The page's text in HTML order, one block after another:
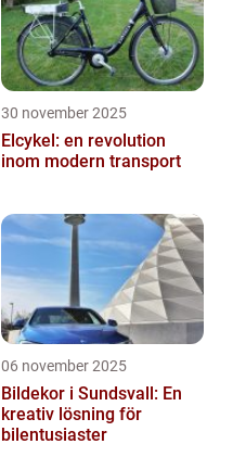
30 november 2025
Elcykel: en revolution
inom modern transport
06 november 2025
Bildekor i Sundsvall: En
kreativ lösning för
bilentusiaster